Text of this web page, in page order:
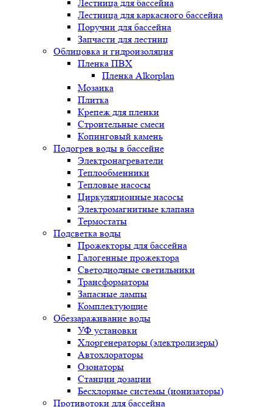
Лестница для бассейна
Лестница для каркасного бассейна
Поручни для бассейна
Запчасти для лестниц
Облицовка и гидроизоляция
Пленка ПВХ
Пленка Alkorplan
Мозаика
Плитка
Крепеж для пленки
Строительные смеси
Копинговый камень
Подогрев воды в бассейне
Электронагреватели
Теплообменники
Тепловые насосы
Циркуляционные насосы
Электромагнитные клапана
Термостаты
Подсветка воды
Прожекторы для бассейна
Галогенные прожектора
Светодиодные светильники
Трансформаторы
Запасные лампы
Комплектующие
Обеззараживание воды
УФ установки
Хлоргенераторы (электролизеры)
Автохлораторы
Озонаторы
Станции дозации
Бесхлорные системы (ионизаторы)
Противотоки для бассейна